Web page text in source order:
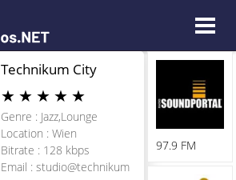
Technikum City
★ ★ ★ ★ ★
Genre : Jazz,Lounge
Location : Wien
Bitrate : 128 kbps
Email : studio@technikum
97.9 FM